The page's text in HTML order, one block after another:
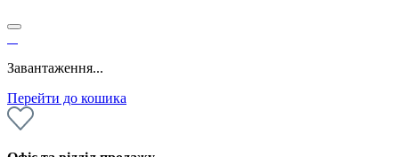
Завантаження...
Перейти до кошика